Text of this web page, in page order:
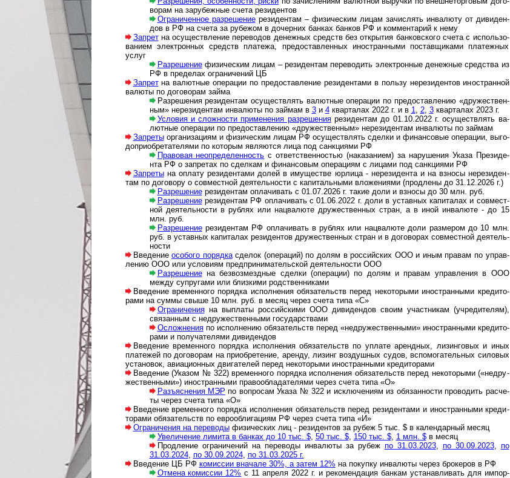
во­рам на за­ру­беж­ные счета рези­дентов
Ограниченное раз­ре­ше­ниере­зи­ден­там – фи­зи­чес­ким ли­цам за­чис­лять ин­ва­лю­ту от ди­ви­ден­
дов в РФ на сче­та за ру­бе­жом в дочер­них бан­ках бан­ков РФ и ком­мен­та­рий к нему
Запретна осуществление переводов денежных средств без открытия бан­ков­ского счета с ис­поль­зо­
ва­ни­ем элект­рон­ных средств пла­тежа, предо­став­лен­ных ино­ст­ран­ными постав­щи­ками плате­жных
услуг
Разрешениефизическим лицам – резидентам пере­во­дить элект­рон­ные денеж­ные сред­ства из
РФ в пре­де­лах огра­ни­че­ний ЦБ
Запретна валютные операции по предо­став­ле­ние рези­ден­тами в пользу не­ре­зи­ден­тов ино­стран­ной
ва­люты по дого­ворам займа
Разрешения ре­зи­ден­там осу­щест­в­лять ва­лют­ные опе­ра­ции по пред­остав­ле­нию «дру­жест­вен­
ным» не­ре­зи­ден­там ин­ва­лю­ты по займам в 3и 4кварталах 2022 г. и в 1 2, 3кварталах 2023 г.
Условия и сложности при­ме­не­ния раз­ре­ше­нияре­зи­ден­там до 01.10.2022 г. осу­щест­в­лять ва­
лют­ные опе­ра­ции по пред­остав­ле­нию «дру­жест­вен­ным» не­ре­зи­ден­там ин­ва­лю­ты по займам
Запретыорганизациям и физическим лицам РФ осуществлять сделки и финан­совые опе­ра­ции, вы­го­
до­при­об­ре­та­те­ля­ми по кото­рым явля­ются лица под санк­циями РФ
Правовая неопределенность с ответственностью (наказанием) за нару­ше­ния Указа Пре­зи­де­
нта РФ о зап­ре­тах по сдел­кам и финан­со­вым опе­ра­циям с лицами под санк­ци­ями РФ
Запретына оплату резидентами долей в имуще­стве юрлица - нере­зи­дента и на взносы нере­зи­ден­
там по дого­вору о сов­мест­ной деятель­ности с капи­таль­ными вложе­ниями (прод­лены до 31.12.2026 г.)
Разрешениерезидентам оплачивать с 01.07.2026 г. такие доли и взносы до 30 млн. руб.
Разрешениерезидентам РФ оплачивать с 01.06.2022 г. доли в ус­тав­ных ка­пи­та­лах и со­вмест­
ной де­я­тель­нос­ти в руб­лях или нац­ва­люте дру­жест­вен­ных стран, а в иной инва­люте - до 15
млн. руб.
Разрешениерезидентам РФ оплачивать в рублях или нац­ва­люте доли раз­ме­ром до 10 млн.
руб. в устав­ных капи­та­лах рези­ден­тов дру­жест­вен­ных стран и в дого­во­рах сов­мест­ной дея­тель­
ности
Введениеособого порядкасделок (опе­ра­ций) по долям в рос­сий­ских ООО и иным пра­вам по управ­
ле­нию ООО или усло­виям пред­при­ни­ма­тель­ской де­я­тель­ности ООО
Разрешениена безвозмездные сделки (опера­ции) по долям и правам управ­ления в ООО
между суп­ру­гами или близ­кими род­ст­вен­никами
Введение временного порядка исполнения обязательств перед не­ко­то­ры­ми ино­стран­ны­ми кре­ди­то­
ра­ми на суммы свыше 10 млн. руб. в месяц через счета типа «С»
Ограниченияна выплаты российскими ООО диви­ден­дов своим участ­никам (учре­ди­телям),
свя­зан­ным с недру­жест­вен­ными госу­дарствами
Осложненияпо исполнению обязательств перед «недру­жест­венными» ино­стран­ными кре­ди­то­
ра­ми и полу­ча­те­лями диви­дендов
Введение временного порядка исполнения обязательств по уплате арендных, лизинговых и иных
пла­те­жей по дого­во­рам на при­обре­те­ние, аренду, лизинг воз­душ­ных судов, вспо­мо­га­тель­ных силовых
ус­та­но­вок, ави­а­ци­он­ных дви­га­те­лей перед неко­то­рыми ино­стран­ными кре­ди­торами
Введение (Указом № 322) временного порядка исполнения обя­за­тельств пе­ред не­ко­то­ры­ми («не­дру­
жес­т­вен­ны­ми») ино­стран­ны­ми пра­во­об­ла­да­те­ля­ми через счета типа «О»
Разъяснения МЭР по во­п­ро­сам Ука­за № 322 и ис­к­лю­че­ни­ям из обя­зан­нос­ти про­во­дить рас­че­
ты че­рез сче­та типа «О»
Введение временного порядка исполнения обя­за­тельств пе­ред ре­зи­ден­та­ми и ино­стран­ны­ми кре­ди­
то­ра­ми обя­за­тельств по ев­ро­об­ли­га­ци­ям РФ че­рез счета типа «И»
Ограничения на переводыфи­зи­ческих лиц - ре­зи­ден­тов за ру­беж 5 тыс. $ в ка­лен­дар­ный ме­сяц
Увеличение лимита в банках до 10 тыс. $, 50 тыс. $, 150 тыс. $, 1 млн. $в месяц
Продление ог­ра­ни­че­ний на пе­ре­во­ды ин­ва­лю­ты за ру­беж по 31.03.2023, по 30.09.2023, по
31.03.2024, по 30.09.2024, по 31.03.2025 г.
Введение ЦБ РФ комиссии вначале 30%, а затем 12% на поку­пку инва­люты через бро­ке­ров в РФ
Отмена комиссии 12% с 11 апреля 2022 г. и рекомендация банкам уста­нав­ли­вать для им­пор­